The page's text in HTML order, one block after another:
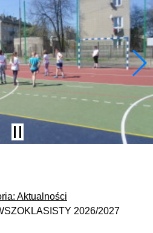
Aktualności
2026/2027